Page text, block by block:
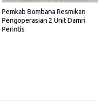
Pemkab Bombana Resmikan
Pengoperasian 2 Unit Damri
Perintis